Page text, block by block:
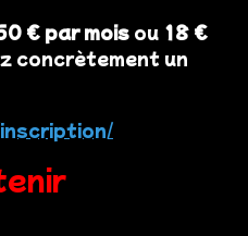
€ par mois ou 18 €
concrètement un